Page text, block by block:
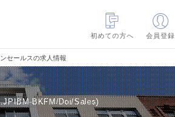
初めての方へ
会員登録
セールスの求人情報
BKFM/Doi/Sales